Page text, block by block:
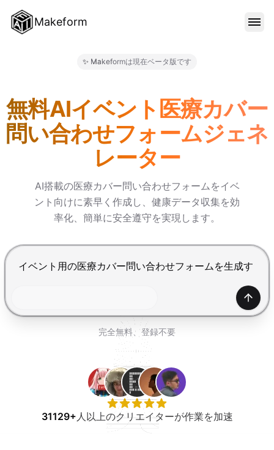
Makeform
ブログ
料金
✨ Makeformは現在ベータ版です
無料AIイベント医療カバー
問い合わせフォームジェネ
レーター
AI搭載の医療カバー問い合わせフォームをイベ
ント向けに素早く作成し、健康データ収集を効
率化、簡単に安全遵守を実現します。
Enterで送信、Shift+Enterで改行
生成
完全無料、登録不要
31129+人以上のクリエイターが作業を加速